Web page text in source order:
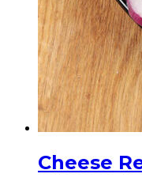
Cheese